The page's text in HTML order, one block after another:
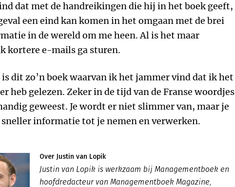
dat met de handreikingen die hij in het boek geeft,
een eind kan komen in het omgaan met de brei
in de wereld om me heen. Al is het maar
kortere e-mails ga sturen.
dit zo’n boek waarvan ik het jammer vind dat ik het
heb gelezen. Zeker in de tijd van de Franse woordjes
geweest. Je wordt er niet slimmer van, maar je
informatie tot je nemen en verwerken.
Over Justin van Lopik
Justin van Lopik is werkzaam bij Managementboek en
hoofdredacteur van Managementboek Magazine,